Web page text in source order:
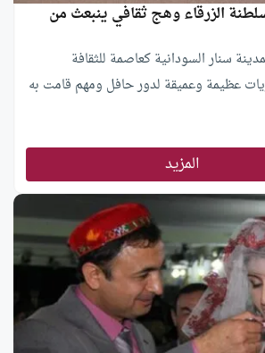
الزرقاء وهج ثقافي ينبعث من
سنار السودانية كعاصمة للثقافة
عظيمة وعميقة لدور حافل ومهم قامت به
المزيد